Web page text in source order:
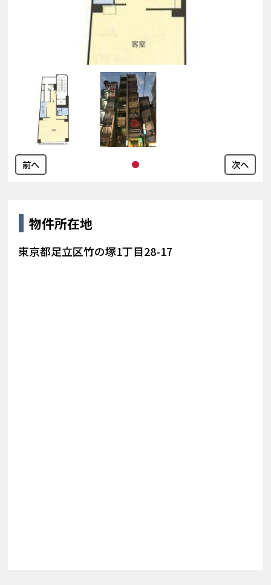
前へ 次へ
物件所在地
東京都足立区竹の塚1丁目28-17